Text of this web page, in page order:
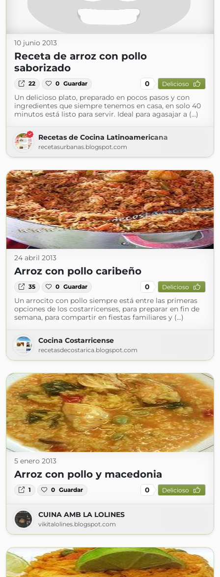
10 junio 2013
Receta de arroz con pollo
saborizado
22 0 Guardar 0 Delicioso
Un delicioso plato, preparado en pocos pasos y con
ingredientes que siempre tenemos en casa, en solo 40
minutos está listo para servir. Ideal para agasajar a (...)
Recetas de Cocina Latinoamericana
recetasurbanas.blogspot.com
24 abril 2013
Arroz con pollo caribeño
35 0 Guardar 0 Delicioso
Un arrocito con pollo siempre está entre las primeras
opciones de los costarricenses, para preparar en fin de
semana, para compartir en fiestas familiares y (...)
Cocina Costarricense
recetasdecostarica.blogspot.com
5 enero 2013
Arroz con pollo y macedonia
1 0 Guardar 0 Delicioso
CUINA AMB LA LOLINES
vikitalolines.blogspot.com